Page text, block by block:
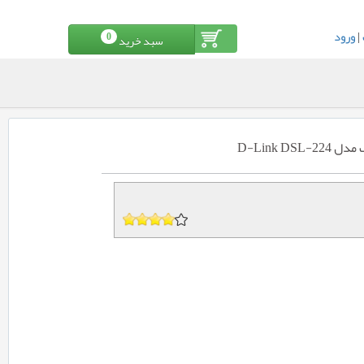
|ورود سبد خرید 0